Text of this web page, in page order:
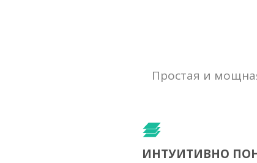
Простая и
ИНТУИТИВНО